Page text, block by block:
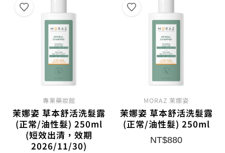
專業藥妝館
茉娜姿 草本舒活洗髮露
(正常/油性髮) 250ml
(短效出清，效期
2026/11/30)
MORAZ 茉娜姿
茉娜姿 草本舒活洗髮露
(正常/油性髮) 250ml
NT$880